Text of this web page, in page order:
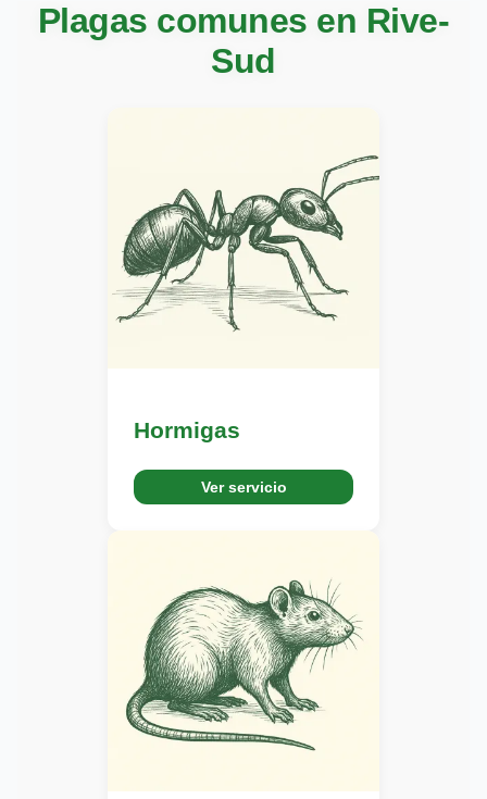
Plagas comunes en Rive-
Sud
Hormigas
Ver servicio